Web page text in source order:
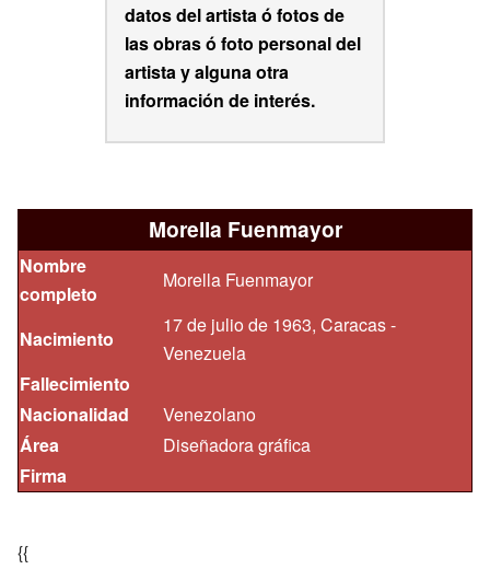
datos del artista ó fotos de
las obras ó foto personal del
artista y alguna otra
información de interés.
Morella Fuenmayor
Nombre
completo
Morella Fuenmayor
Nacimiento
17 de julio de 1963, Caracas -
Venezuela
Fallecimiento
Nacionalidad
Venezolano
Área
Diseñadora gráfica
Firma
{{